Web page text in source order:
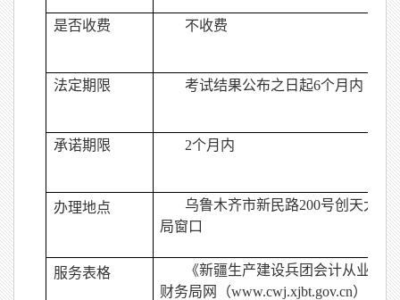
是否收费 不收费
法定期限 考试结果公布之日起6个月内
承诺期限 2个月内
办理地点
乌鲁木齐市新民路200号创天大厦
局窗口
服务表格
《新疆生产建设兵团会计从业资
财务局网（www.cwj.xjbt.gov.cn）（网